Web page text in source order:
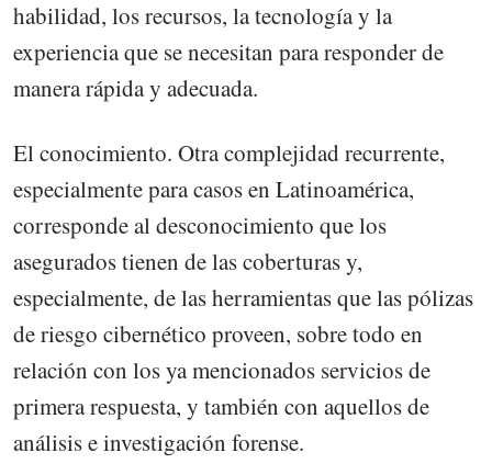
habilidad, los recursos, la tecnología y la
experiencia que se necesitan para responder de
manera rápida y adecuada.
El conocimiento. Otra complejidad recurrente,
especialmente para casos en Latinoamérica,
corresponde al desconocimiento que los
asegurados tienen de las coberturas y,
especialmente, de las herramientas que las pólizas
de riesgo cibernético proveen, sobre todo en
relación con los ya mencionados servicios de
primera respuesta, y también con aquellos de
análisis e investigación forense.